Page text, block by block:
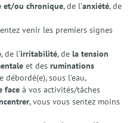
et/ou chronique, de l’anxiété, de
venir les premiers signes
, de l’irritabilité, de la tension
et des ruminations
débordé(e), sous l’eau,
face à vos activités/tâches
, vous vous sentez moins